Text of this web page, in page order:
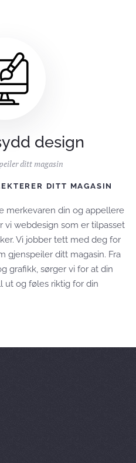
design
ditt magasin
DITT MAGASIN
merkevaren din og appellere
vi webdesign som er tilpasset
Vi jobber tett med deg for
gjenspeiler ditt magasin. Fra
grafikk, sørger vi for at din
ut og føles riktig for din